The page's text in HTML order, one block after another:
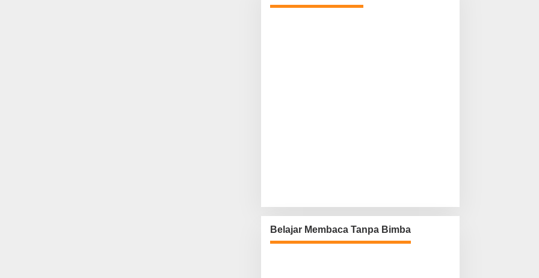
Belajar Membaca Tanpa Bimba